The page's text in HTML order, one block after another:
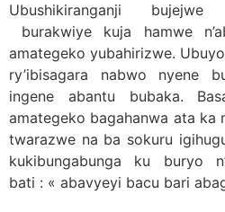
Ubushikiranganji
burakwiye kuja hamwe
amategeko yubahirizwe.
ry’ibisagara nabwo nyene
ingene abantu bubaka.
amategeko bagahanwa ata ka
twarazwe na ba sokuru
kukibungabunga ku buryo
bati : « abavyeyi bacu bari